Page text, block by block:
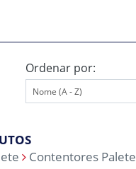
Ordenar por:
Contentores Palete